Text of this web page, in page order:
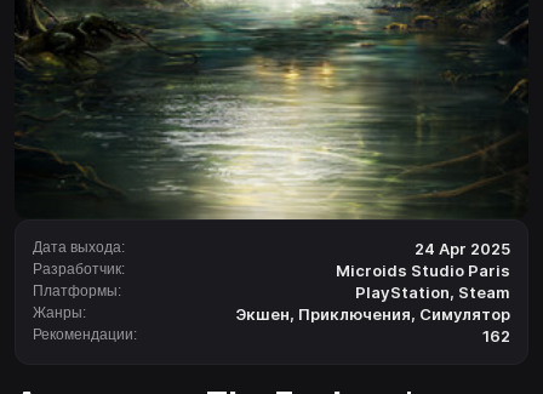
Дата выхода: 24 Apr 2025
Разработчик: Microids Studio Paris
Платформы: PlayStation, Steam
Жанры: Экшен, Приключения, Симулятор
Рекомендации: 162